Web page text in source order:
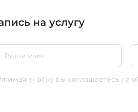
на услугу
кнопку вы соглашаетесь на